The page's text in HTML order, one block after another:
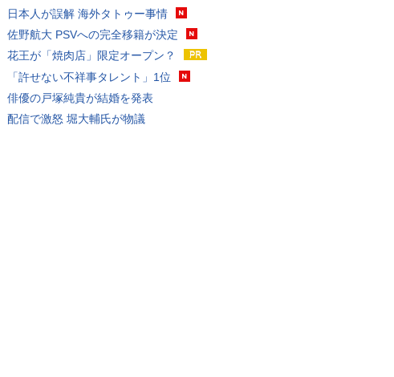
日本人が誤解 海外タトゥー事情
佐野航大 PSVへの完全移籍が決定
花王が「焼肉店」限定オープン？
「許せない不祥事タレント」1位
俳優の戸塚純貴が結婚を発表
配信で激怒 堀大輔氏が物議